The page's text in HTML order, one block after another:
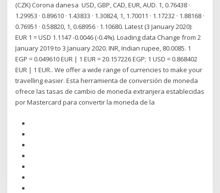
(CZK) Corona danesa USD, GBP, CAD, EUR, AUD. 1, 0.76438 ·
1.29953 · 0.89610 · 1.43833 · 1.30824, 1, 1.70011 · 1.17232 · 1.88168 ·
0.76951 · 0.58820, 1, 0.68956 · 1.10680. Latest (3 January 2020):
EUR 1 = USD 1.1147 -0.0046 (-0.4%). Loading data Change from 2
January 2019 to 3 January 2020. INR, Indian rupee, 80.0085. 1
EGP = 0.049610 EUR | 1 EUR = 20.157226 EGP; 1 USD = 0.868402
EUR | 1 EUR.. We offer a wide range of currencies to make your
travelling easier. Esta herramienta de conversión de moneda
ofrece las tasas de cambio de moneda extranjera establecidas
por Mastercard para convertir la moneda de la